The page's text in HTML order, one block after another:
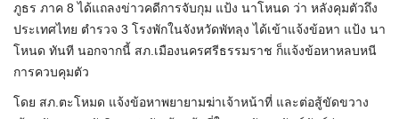
ภูธร ภาค 8 ได้แถลงข่าวคดีการจับกุม แป้ง นาโหนด ว่า หลังคุมตัวถึง
ประเทศไทย ตำรวจ 3 โรงพักในจังหวัดพัทลุง ได้เข้าแจ้งข้อหา แป้ง นา
โหนด ทันที นอกจากนี้ สภ.เมืองนครศรีธรรมราช ก็แจ้งข้อหาหลบหนี
การควบคุมตัว
โดย สภ.ตะโหมด แจ้งข้อหาพยายามฆ่าเจ้าหน้าที่ และต่อสู้ขัดขวาง